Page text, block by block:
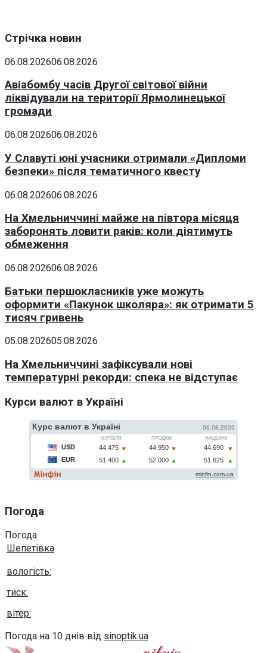
Стрічка новин
06.08.202606.08.2026
Авіабомбу часів Другої світової війни
ліквідували на території Ярмолинецької
громади
06.08.202606.08.2026
У Славуті юні учасники отримали «Дипломи
безпеки» після тематичного квесту
06.08.202606.08.2026
На Хмельниччині майже на півтора місяця
заборонять ловити раків: коли діятимуть
обмеження
06.08.202606.08.2026
Батьки першокласників уже можуть
оформити «Пакунок школяра»: як отримати 5
тисяч гривень
05.08.202605.08.2026
На Хмельниччині зафіксували нові
температурні рекорди: спека не відступає
Курси валют в Україні
Погода
Погода
Шепетівка
вологість:
тиск:
вітер:
Погода на 10 днів від sinoptik.ua